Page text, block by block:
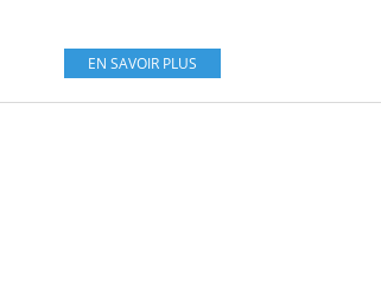
EN SAVOIR PLUS